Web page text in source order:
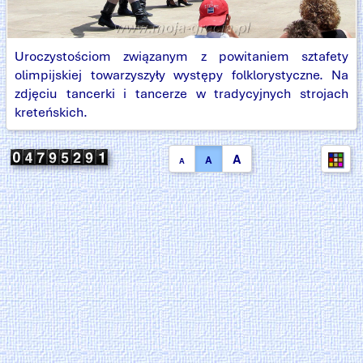
Uroczystościom związanym z powitaniem sztafety
olimpijskiej towarzyszyły występy folklorystyczne. Na
zdjęciu tancerki i tancerze w tradycyjnych strojach
kreteńskich.
A A A